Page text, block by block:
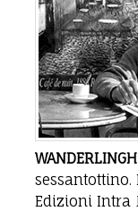
WANDERLINGH
sessantottino.
Edizioni Intra